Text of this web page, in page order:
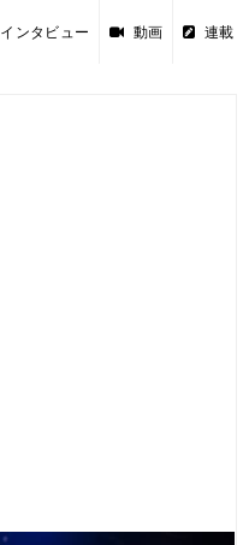
インタビュー 動画 連載